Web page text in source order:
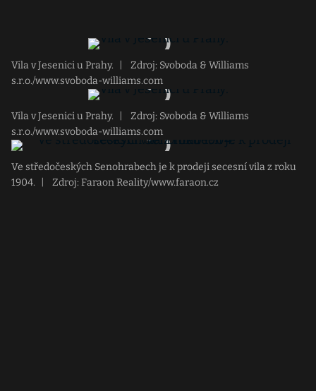
Vila v Jesenici u Prahy.
Zdroj: Svoboda & Williams
s.r.o./www.svoboda-williams.com
Vila v Jesenici u Prahy.
Zdroj: Svoboda & Williams
s.r.o./www.svoboda-williams.com
Ve středočeských Senohrabech je k prodeji secesní vila z roku
1904.
Zdroj: Faraon Reality/www.faraon.cz